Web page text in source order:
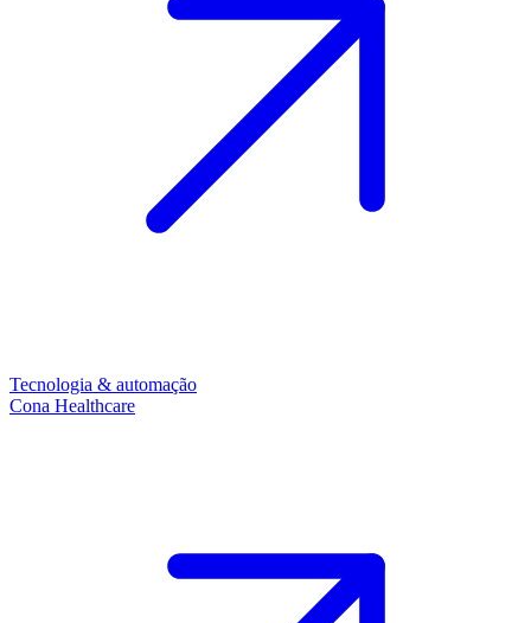
Tecnologia & automação
Cona Healthcare